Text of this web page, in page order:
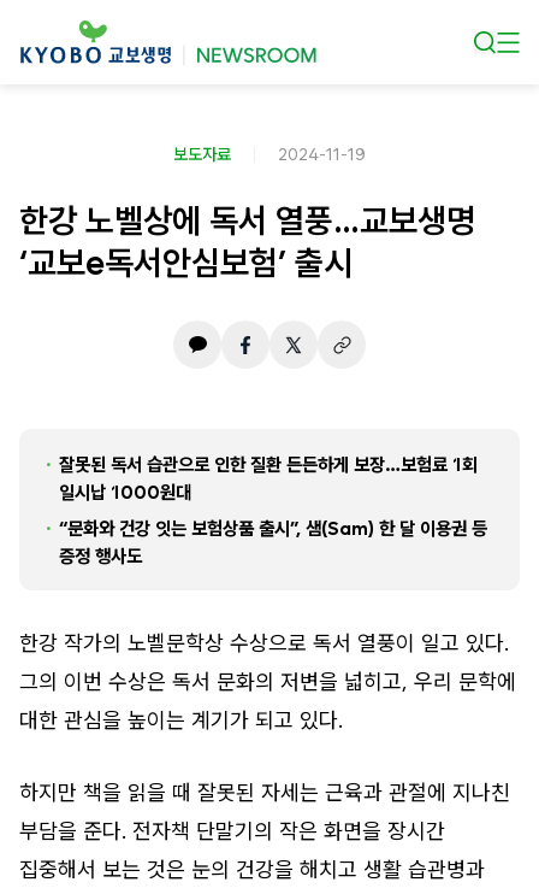
보도자료 2024-11-19
한강 노벨상에 독서 열풍…교보생명
‘교보e독서안심보험’ 출시
잘못된 독서 습관으로 인한 질환 든든하게 보장…보험료 1회
일시납 1000원대
“문화와 건강 잇는 보험상품 출시”, 샘(Sam) 한 달 이용권 등
증정 행사도
한강 작가의 노벨문학상 수상으로 독서 열풍이 일고 있다.
그의 이번 수상은 독서 문화의 저변을 넓히고, 우리 문학에
대한 관심을 높이는 계기가 되고 있다.
하지만 책을 읽을 때 잘못된 자세는 근육과 관절에 지나친
부담을 준다. 전자책 단말기의 작은 화면을 장시간
집중해서 보는 것은 눈의 건강을 해치고 생활 습관병과